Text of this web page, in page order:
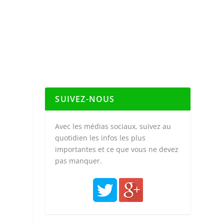
SUIVEZ-NOUS
Avec les médias sociaux, suivez au
quotidien les infos les plus
importantes et ce que vous ne devez
pas manquer.